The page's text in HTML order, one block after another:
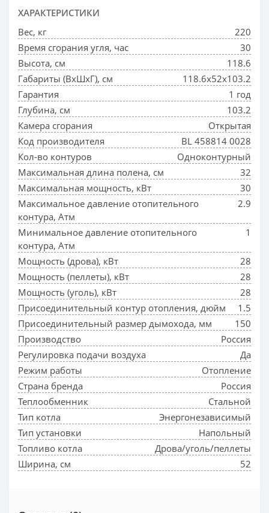
ХАРАКТЕРИСТИКИ
Вес, кг
220
Время сгорания угля, час
30
Высота, см
118.6
Габариты (ВхШхГ), см
118.6х52х103.2
Гарантия
1 год
Глубина, см
103.2
Камера сгорания
Открытая
Код производителя
BL 458814 0028
Кол-во контуров
Одноконтурный
Максимальная длина полена, см
32
Максимальная мощность, кВт
30
Максимальное давление отопительного
контура, Атм
2.9
Минимальное давление отопительного
контура, Атм
1
Мощность (дрова), кВт
28
Мощность (пеллеты), кВт
28
Мощность (уголь), кВт
28
Присоединительный контур отопления, дюйм
1.5
Присоединительный размер дымохода, мм
150
Производство
Россия
Регулировка подачи воздуха
Да
Режим работы
Отопление
Страна бренда
Россия
Теплообменник
Стальной
Тип котла
Энергонезависимый
Тип установки
Напольный
Топливо котла
Дрова/уголь/пеллеты
Ширина, см
52